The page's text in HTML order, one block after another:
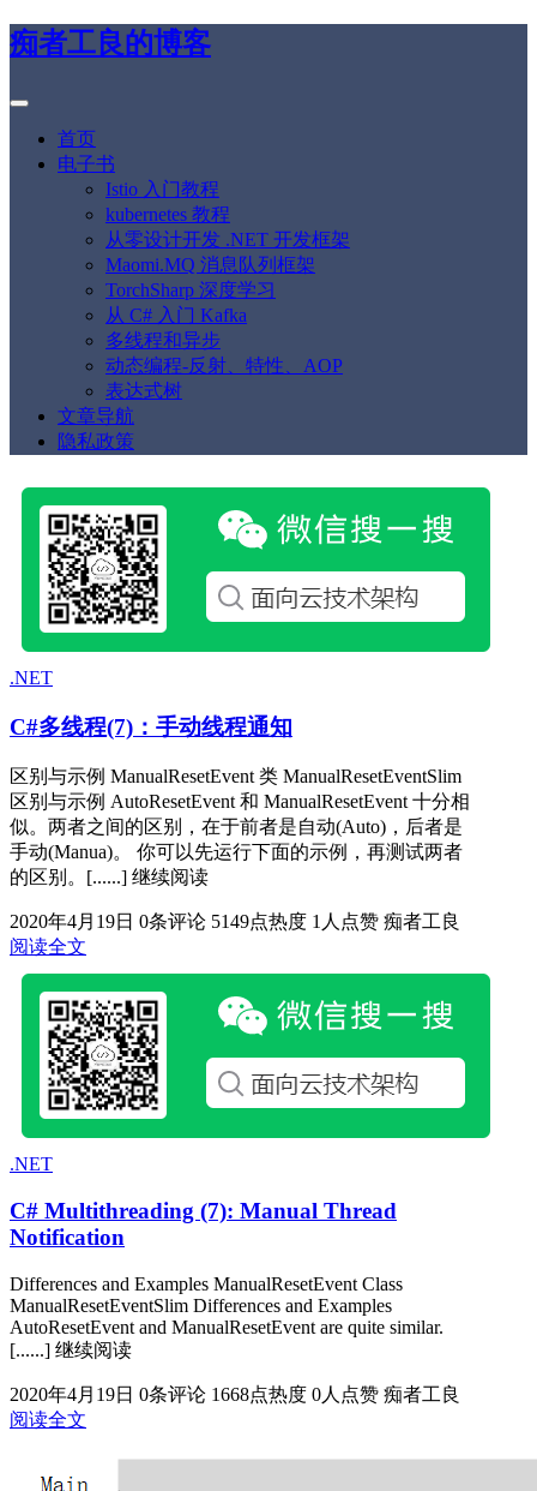
痴者工良的博客
首页
电子书
Istio 入门教程
kubernetes 教程
从零设计开发 .NET 开发框架
Maomi.MQ 消息队列框架
TorchSharp 深度学习
从 C# 入门 Kafka
多线程和异步
动态编程-反射、特性、AOP
表达式树
文章导航
隐私政策
.NET
C#多线程(7)：手动线程通知
区别与示例 ManualResetEvent 类 ManualResetEventSlim
区别与示例 AutoResetEvent 和 ManualResetEvent 十分相
似。两者之间的区别，在于前者是自动(Auto)，后者是
手动(Manua)。 你可以先运行下面的示例，再测试两者
的区别。[......] 继续阅读
2020年4月19日 0条评论 5149点热度 1人点赞 痴者工良
阅读全文
.NET
C# Multithreading (7): Manual Thread
Notification
Differences and Examples ManualResetEvent Class
ManualResetEventSlim Differences and Examples
AutoResetEvent and ManualResetEvent are quite similar.
[......] 继续阅读
2020年4月19日 0条评论 1668点热度 0人点赞 痴者工良
阅读全文